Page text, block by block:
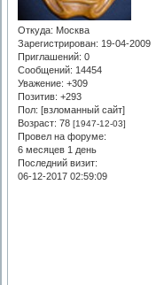
Откуда: Москва
Зарегистрирован: 19-04-2009
Приглашений: 0
Сообщений: 14454
Уважение: +309
Позитив: +293
Пол: [взломанный сайт]
Возраст: 78[1947-12-03]
Провел на форуме:
6 месяцев 1 день
Последний визит:
06-12-2017 02:59:09